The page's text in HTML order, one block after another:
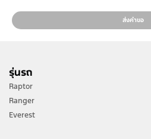
ส่งคำขอ
รุ่นรถ
Raptor
Ranger
Everest